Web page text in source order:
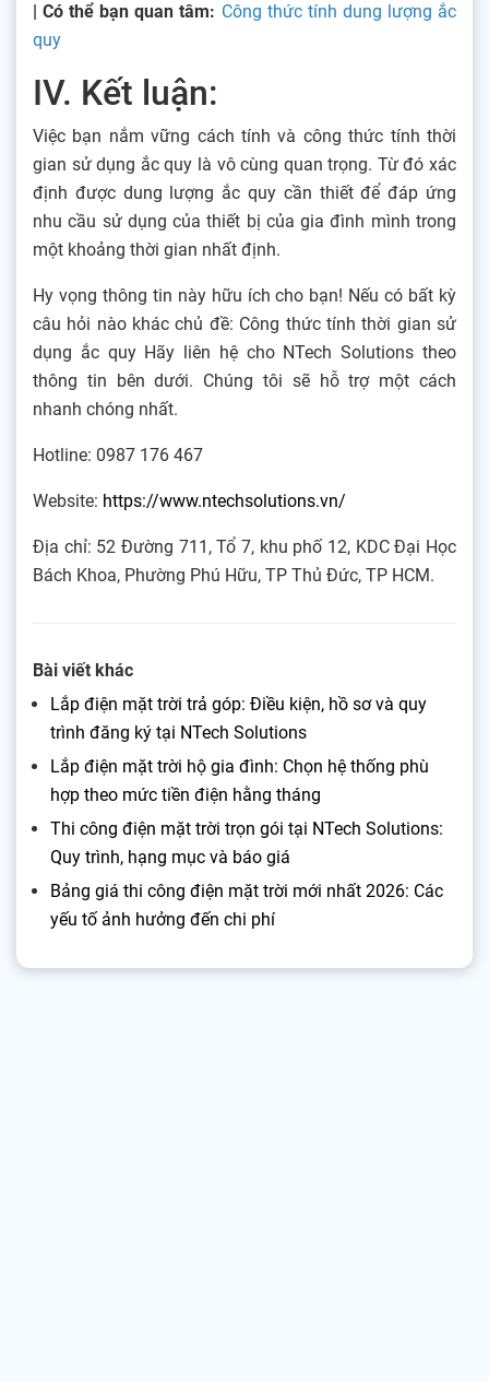
| Có thể bạn quan tâm: Công thức tính dung lượng ắc
quy
IV. Kết luận:
Việc bạn nắm vững cách tính và công thức tính thời
gian sử dụng ắc quy là vô cùng quan trọng. Từ đó xác
định được dung lượng ắc quy cần thiết để đáp ứng
nhu cầu sử dụng của thiết bị của gia đình mình trong
một khoảng thời gian nhất định.
Hy vọng thông tin này hữu ích cho bạn! Nếu có bất kỳ
câu hỏi nào khác chủ đề: Công thức tính thời gian sử
dụng ắc quy Hãy liên hệ cho NTech Solutions theo
thông tin bên dưới. Chúng tôi sẽ hỗ trợ một cách
nhanh chóng nhất.
Hotline: 0987 176 467
Website: https://www.ntechsolutions.vn/
Địa chỉ: 52 Đường 711, Tổ 7, khu phố 12, KDC Đại Học
Bách Khoa, Phường Phú Hữu, TP Thủ Đức, TP HCM.
Bài viết khác
Lắp điện mặt trời trả góp: Điều kiện, hồ sơ và quy
trình đăng ký tại NTech Solutions
Lắp điện mặt trời hộ gia đình: Chọn hệ thống phù
hợp theo mức tiền điện hằng tháng
Thi công điện mặt trời trọn gói tại NTech Solutions:
Quy trình, hạng mục và báo giá
Bảng giá thi công điện mặt trời mới nhất 2026: Các
yếu tố ảnh hưởng đến chi phí